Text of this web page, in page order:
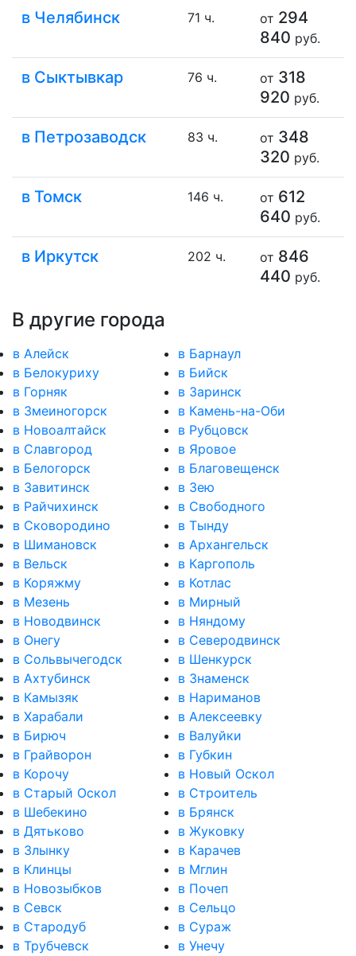
в Челябинск 71 ч. от 294
840 руб.
в Сыктывкар 76 ч. от 318
920 руб.
в Петрозаводск 83 ч. от 348
320 руб.
в Томск 146 ч. от 612
640 руб.
в Иркутск 202 ч. от 846
440 руб.
В другие города
в Алейск
в Барнаул
в Белокуриху
в Бийск
в Горняк
в Заринск
в Змеиногорск
в Камень-на-Оби
в Новоалтайск
в Рубцовск
в Славгород
в Яровое
в Белогорск
в Благовещенск
в Завитинск
в Зею
в Райчихинск
в Свободного
в Сковородино
в Тынду
в Шимановск
в Архангельск
в Вельск
в Каргополь
в Коряжму
в Котлас
в Мезень
в Мирный
в Новодвинск
в Няндому
в Онегу
в Северодвинск
в Сольвычегодск
в Шенкурск
в Ахтубинск
в Знаменск
в Камызяк
в Нариманов
в Харабали
в Алексеевку
в Бирюч
в Валуйки
в Грайворон
в Губкин
в Корочу
в Новый Оскол
в Старый Оскол
в Строитель
в Шебекино
в Брянск
в Дятьково
в Жуковку
в Злынку
в Карачев
в Клинцы
в Мглин
в Новозыбков
в Почеп
в Севск
в Сельцо
в Стародуб
в Сураж
в Трубчевск
в Унечу